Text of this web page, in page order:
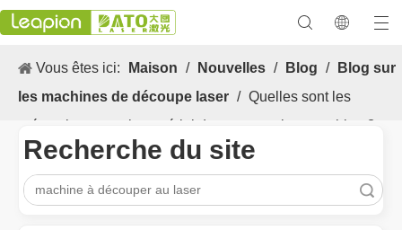
Vous êtes ici: Maison / Nouvelles / Blog /
Blog sur
les machines de découpe laser / Quelles sont les
précautions pour le matériel de coupe au laser en hiver?
Recherche du site